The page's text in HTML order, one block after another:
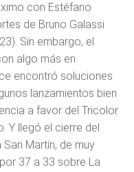
con Estéfano
de Bruno Galassi
Sin embargo, el
algo más en
encontró soluciones
lanzamientos bien
a favor del Tricolor
Y llegó el cierre del
Martín, de muy
37 a 33 sobre La